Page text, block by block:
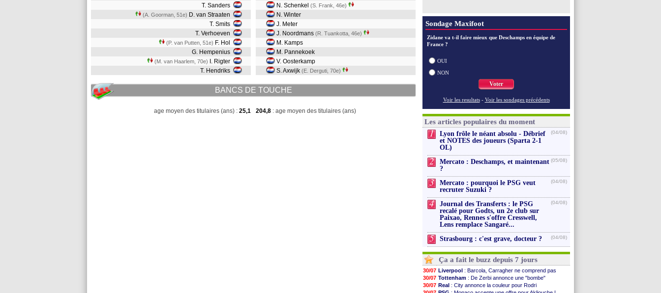
T. Sanders
(A. Goorman, 51e) D. van Straaten
T. Smits
T. Verhoeven
(P. van Putten, 51e) F. Hol
G. Hempenius
(M. van Haarlem, 70e)
I. Rigter
T. Hendriks
N. Schenkel (S. Frank, 46e)
N. Winter
J. Meter
J. Noordmans (R. Tuankotta, 46e)
M. Kamps
M. Pannekoek
V. Oosterkamp
S. Axwijk (E. Derguti, 70e)
BANCS DE TOUCHE
age moyen des titulaires (ans) : 25,1 204,8 : age moyen des titulaires (ans)
Sondage Maxifoot
Zidane va t-il faire mieux que Deschamps en équipe de
France ?
OUI
NON
Voter
Voir les resultats - Voir les sondages précédents
Les articles populaires du moment
1
Lyon frôle le néant absolu - Débrief
et NOTES des joueurs (Sparta 2-1
OL)
(04/08)
2
Mercato : Deschamps, et maintenant
?
(05/08)
3
Mercato : pourquoi le PSG veut
recruter Suzuki ?
(04/08)
4
Journal des Transferts : le PSG
recalé pour Godts, un 2e club sur
Paixao, Rennes s'offre Cresswell,
Lens remplace Sangaré...
(04/08)
5 Strasbourg : c'est grave, docteur ? (04/08)
Ça a fait le buzz depuis 7 jours
30/07 Liverpool : Barcola, Carragher ne comprend pas
30/07 Tottenham : De Zerbi annonce une "bombe"
30/07 Real : City annonce la couleur pour Rodri